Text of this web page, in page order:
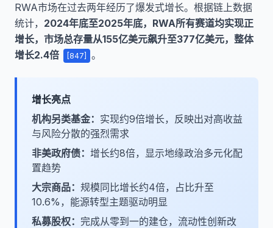
RWA市场在过去两年经历了爆发式增长。根据链上数据
统计， 2024年底至2025年底，RWA所有赛道均实现正
增长，市场总存量从155亿美元飙升至377亿美元，整体
增长2.4倍
[847] 。
增长亮点
机构另类基金： 实现约9倍增长，反映出对高收益
与风险分散的强烈需求
非美政府债： 增长约8倍，显示地缘政治多元化配
置趋势
大宗商品： 规模同比增长约4倍，占比升至
10.6%，能源转型主题驱动明显
私募股权： 完成从零到一的建仓，流动性创新改